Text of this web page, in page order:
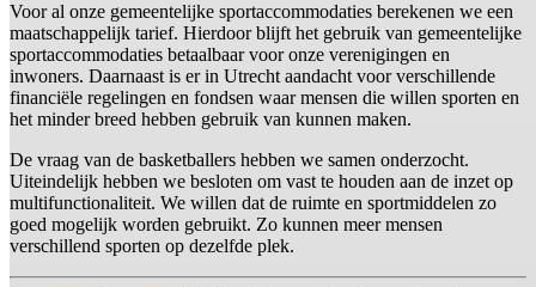
Voor al onze gemeentelijke sportaccommodaties berekenen we een
maatschappelijk tarief. Hierdoor blijft het gebruik van gemeentelijke
sportaccommodaties betaalbaar voor onze verenigingen en
inwoners. Daarnaast is er in Utrecht aandacht voor verschillende
financiële regelingen en fondsen waar mensen die willen sporten en
het minder breed hebben gebruik van kunnen maken.
De vraag van de basketballers hebben we samen onderzocht.
Uiteindelijk hebben we besloten om vast te houden aan de inzet op
multifunctionaliteit. We willen dat de ruimte en sportmiddelen zo
goed mogelijk worden gebruikt. Zo kunnen meer mensen
verschillend sporten op dezelfde plek.